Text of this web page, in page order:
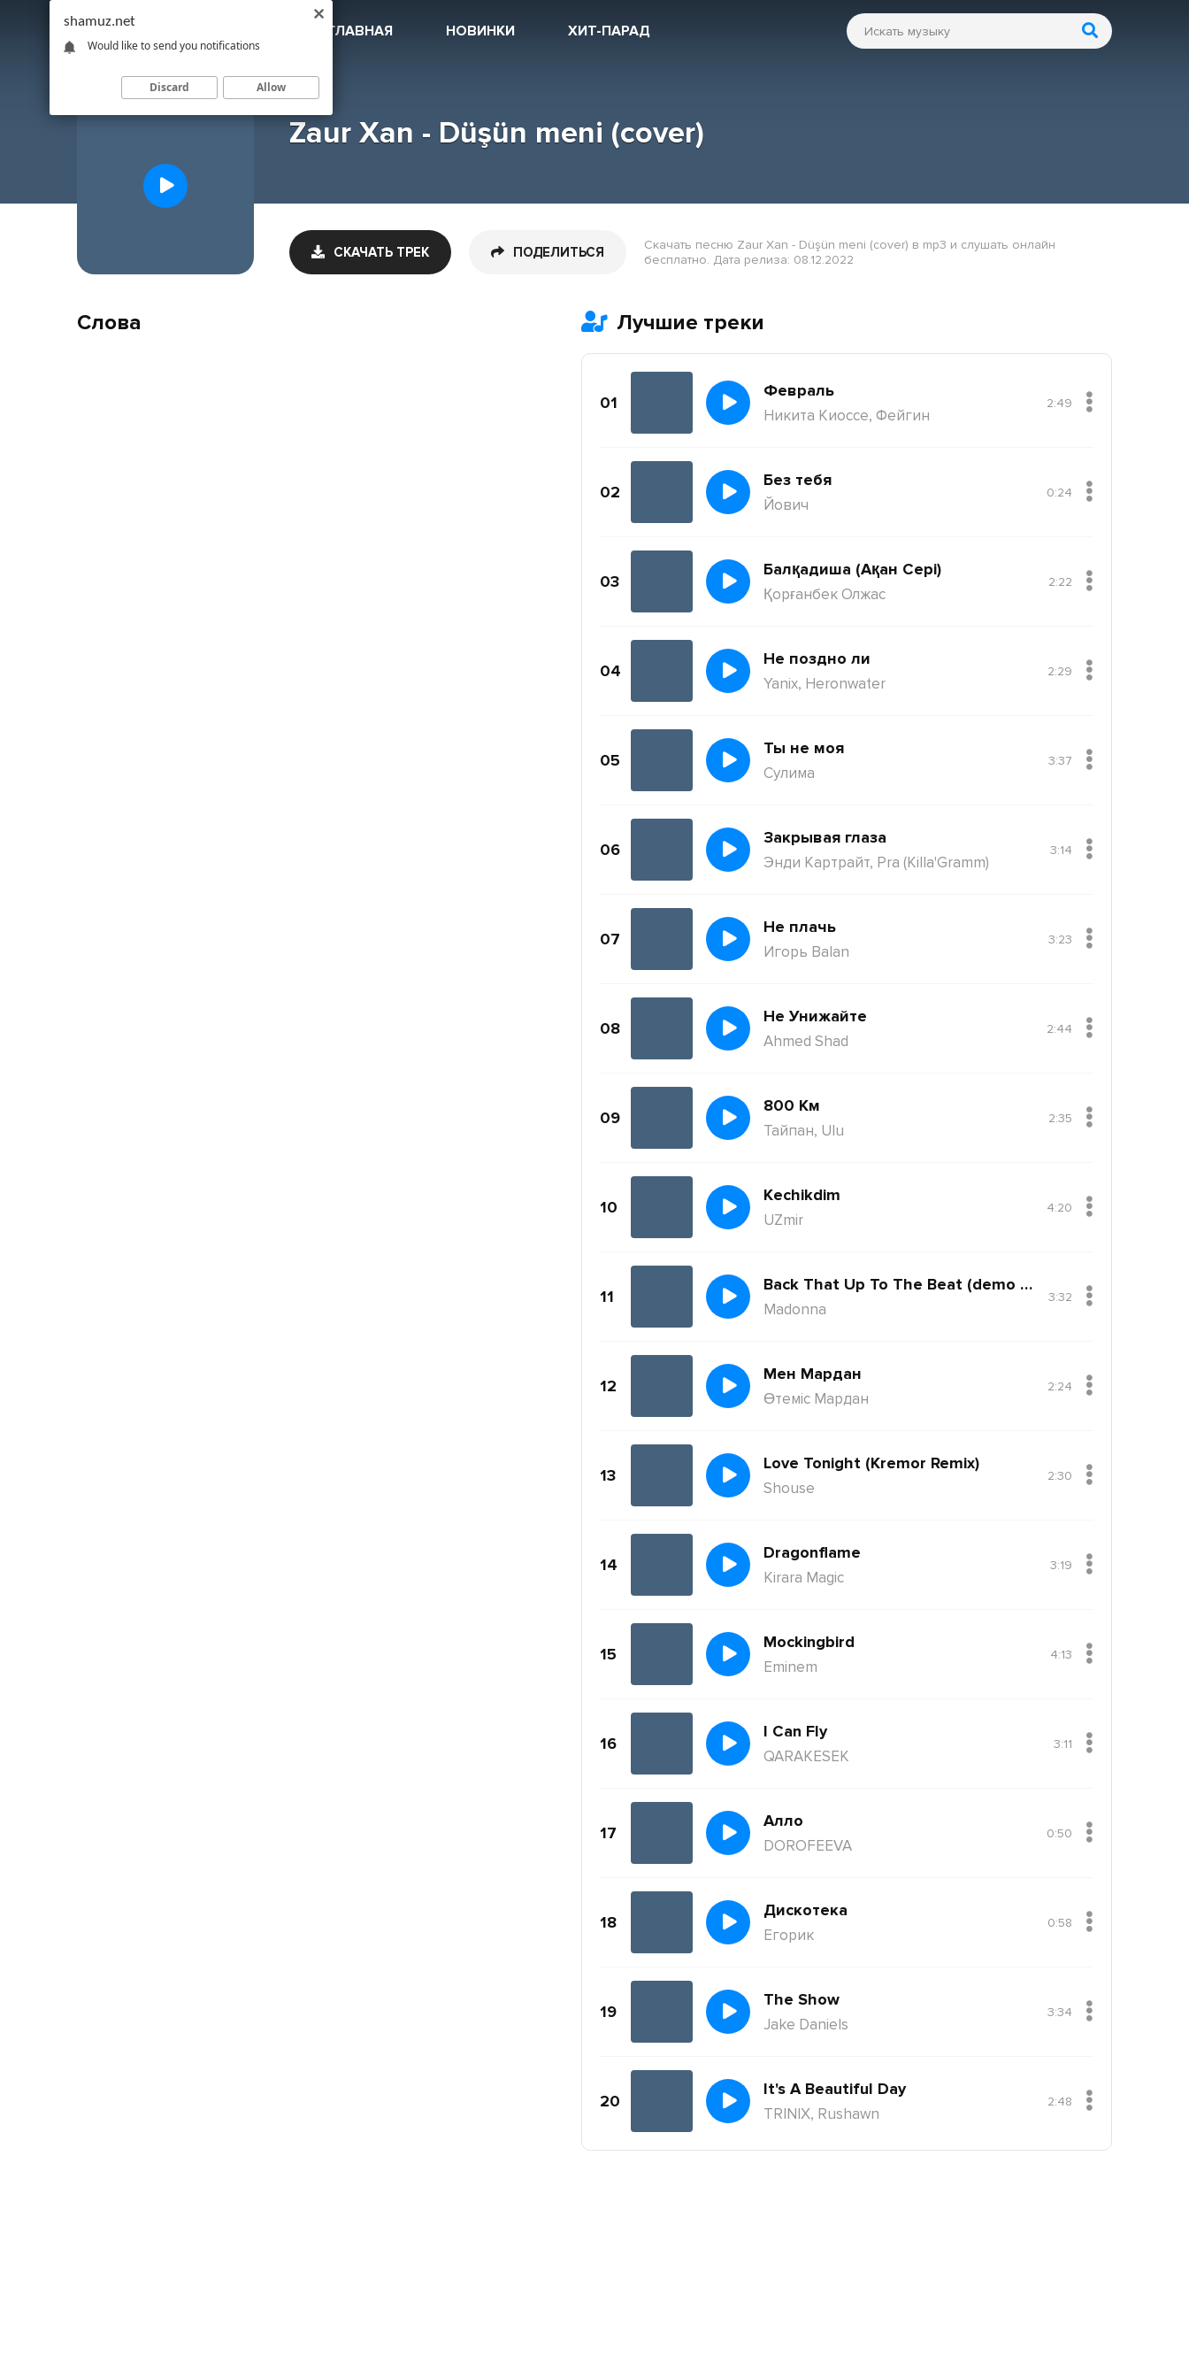
SHAMUZ ГЛАВНАЯ НОВИНКИ ХИТ-ПАРАД
Zaur Xan - Düşün meni (cover)
СКАЧАТЬ ТРЕК ПОДЕЛИТЬСЯ
Скачать песню Zaur Xan - Düşün meni (cover) в mp3 и слушать онлайн
бесплатно. Дата релиза: 08.12.2022
Слова Лучшие треки
01
Февраль
Никита Киоссе, Фейгин
2:49
02
Без тебя
Йович
0:24
03
Балқадиша (Ақан Сері)
Қорғанбек Олжас
2:22
04
Не поздно ли
Yanix, Heronwater
2:29
05
Ты не моя
Сулима
3:37
06
Закрывая глаза
Энди Картрайт, Pra (Killa'Gramm)
3:14
07
Не плачь
Игорь Balan
3:23
08
Не Унижайте
Ahmed Shad
2:44
09
800 Км
Тайпан, Ulu
2:35
10
Kechikdim
UZmir
4:20
11
Back That Up To The Beat (demo Version)
Madonna
3:32
12
Мен Мардан
Өтеміс Мардан
2:24
13
Love Tonight (Kremor Remix)
Shouse
2:30
14
Dragonflame
Kirara Magic
3:19
15
Mockingbird
Eminem
4:13
16
I Can Fly
QARAKESEK
3:11
17
Алло
DOROFEEVA
0:50
18
Дискотека
Егорик
0:58
19
The Show
Jake Daniels
3:34
20
It's A Beautiful Day
TRINIX, Rushawn
2:48
shamuz.net
Would like to send you notifications
Discard Allow